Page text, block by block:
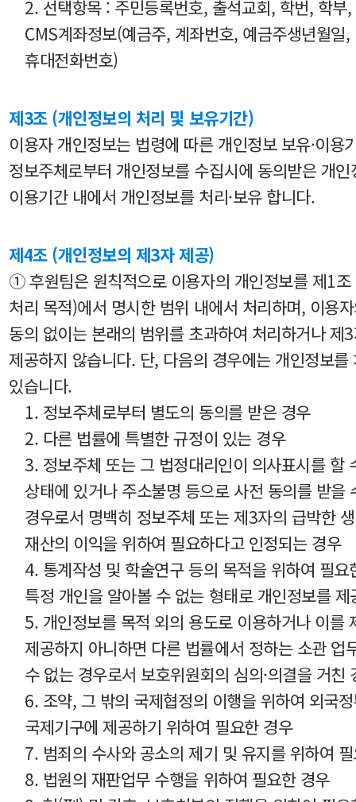
2. 선택항목 : 주민등록번호, 출석교회, 학번, 학부,
CMS계좌정보(예금주, 계좌번호, 예금주생년월일,
휴대전화번호)
제3조 (개인정보의 처리 및 보유기간)
이용자 개인정보는 법령에 따른 개인정보 보유·이용
정보주체로부터 개인정보를 수집시에 동의받은 개인
이용기간 내에서 개인정보를 처리·보유 합니다.
제4조 (개인정보의 제3자 제공)
① 후원팀은 원칙적으로 이용자의 개인정보를 제1조
처리 목적)에서 명시한 범위 내에서 처리하며, 이용
동의 없이는 본래의 범위를 초과하여 처리하거나 제
제공하지 않습니다. 단, 다음의 경우에는 개인정보를
있습니다.
1. 정보주체로부터 별도의 동의를 받은 경우
2. 다른 법률에 특별한 규정이 있는 경우
3. 정보주체 또는 그 법정대리인이 의사표시를 할
상태에 있거나 주소불명 등으로 사전 동의를 받을
경우로서 명백히 정보주체 또는 제3자의 급박한
재산의 이익을 위하여 필요하다고 인정되는 경우
4. 통계작성 및 학술연구 등의 목적을 위하여 필요
특정 개인을 알아볼 수 없는 형태로 개인정보를 제
5. 개인정보를 목적 외의 용도로 이용하거나 이를
제공하지 아니하면 다른 법률에서 정하는 소관 업
수 없는 경우로서 보호위원회의 심의·의결을 거친
6. 조약, 그 밖의 국제협정의 이행을 위하여 외국
국제기구에 제공하기 위하여 필요한 경우
7. 범죄의 수사와 공소의 제기 및 유지를 위하여
8. 법원의 재판업무 수행을 위하여 필요한 경우